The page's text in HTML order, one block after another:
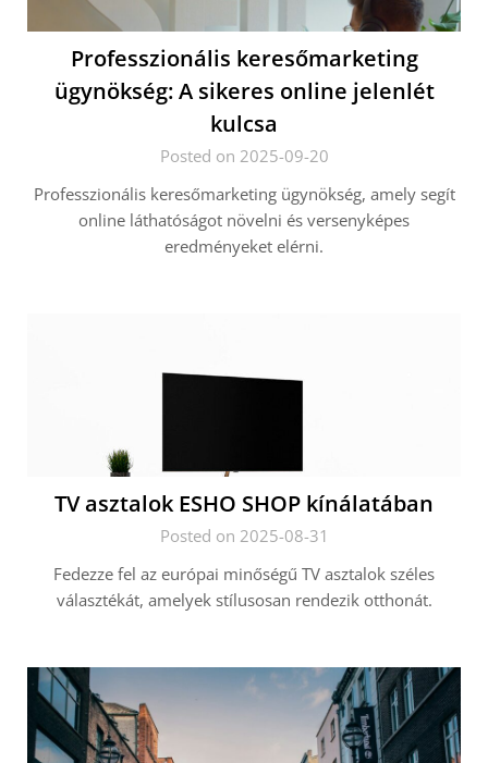
Professzionális keresőmarketing
ügynökség: A sikeres online jelenlét
kulcsa
Posted on 2025-09-20
Professzionális keresőmarketing ügynökség, amely segít
online láthatóságot növelni és versenyképes
eredményeket elérni.
TV asztalok ESHO SHOP kínálatában
Posted on 2025-08-31
Fedezze fel az európai minőségű TV asztalok széles
választékát, amelyek stílusosan rendezik otthonát.